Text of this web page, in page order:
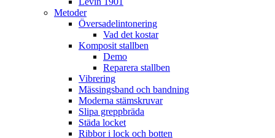
Metoder
Översadelintonering
Vad det kostar
Komposit stallben
Demo
Reparera stallben
Vibrering
Mässingsband och bandning
Moderna stämskruvar
Slipa greppbräda
Städa locket
Ribbor i lock och botten